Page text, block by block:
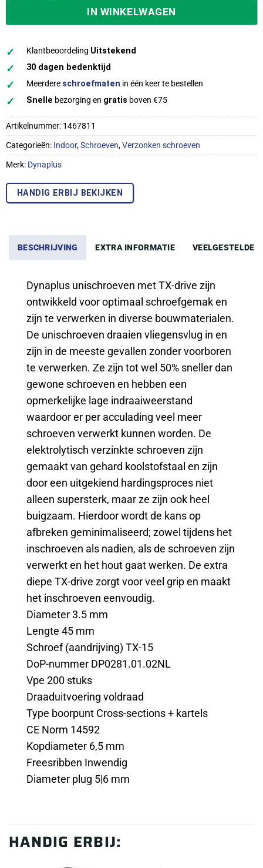
IN WINKELWAGEN
✓ Klantbeoordeling Uitstekend
✓ 30 dagen bedenktijd
✓ Meerdere schroefmaten in één keer te bestellen
✓ Snelle bezorging en gratis boven €75
Artikelnummer: 1467811
Categorieën: Indoor,Schroeven,Verzonken schroeven
Merk: Dynaplus
HANDIG ERBIJ BEKIJKEN
BESCHRIJVING EXTRA INFORMATIE VEELGESTELDE
Dynaplus unischroeven met TX-drive zijn
ontwikkeld voor optimaal schroefgemak en
zijn te verwerken in diverse bouwmaterialen.
De unischroeven draaien vliegensvlug in en
zijn in de meeste gevallen zonder voorboren
te verwerken. Ze zijn tot wel 50% sneller dan
gewone schroeven en hebben een
opmerkelijke lage indraaiweerstand
waardoor er per acculading veel meer
schroeven verwerkt kunnen worden. De
elektrolytisch verzinkte schroeven zijn
gemaakt van gehard koolstofstaal en zijn
door een uitgekiend hardingsproces niet
alleen supersterk, maar ze zijn ook heel
buigzaam. Hierdoor wordt de kans op
afbreken geminimaliseerd; zowel tijdens het
inschroeven als nadien, als de schroeven zijn
verwerkt en het hout gaat werken. De extra
diepe TX-drive zorgt voor veel grip en maakt
het inschroeven eenvoudig.
Diameter 3.5 mm
Lengte 45 mm
Schroef (aandrijving) TX-15
DoP-nummer DP0281.01.02NL
Vpe 200 stuks
Draaduitvoering voldraad
Type boorpunt Cross-sections + kartels
CE Norm 14592
Kopdiameter 6,5 mm
Freesribben Inwendig
Diameter plug 5|6 mm
HANDIG ERBIJ: